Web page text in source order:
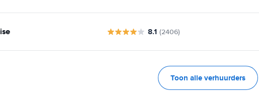
8.1 (2406)
Toon alle verhuurders